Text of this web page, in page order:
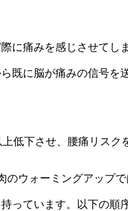
に痛みを感じさせてし
既に脳が痛みの信号を
低下させ、腰痛リスク
ウォーミングアップ
っています。以下の順